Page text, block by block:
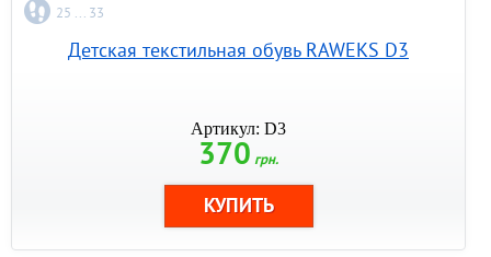
25 ... 33
Детская текстильная обувь RAWEKS D3
Артикул: D3
370 грн.